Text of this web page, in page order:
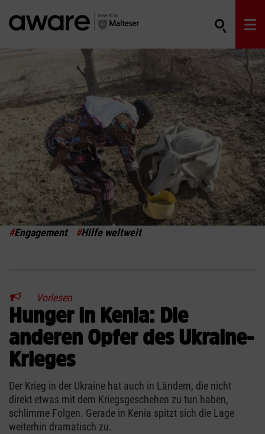
#Engagement #Hilfe weltweit
Vorlesen
Hunger in Kenia: Die
anderen Opfer des Ukraine-
Krieges
Der Krieg in der Ukraine hat auch in Ländern, die nicht
direkt etwas mit dem Kriegsgeschehen zu tun haben,
schlimme Folgen. Gerade in Kenia spitzt sich die Lage
weiterhin dramatisch zu.